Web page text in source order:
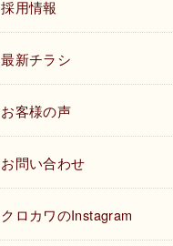
採用情報
最新チラシ
お客様の声
お問い合わせ
クロカワのInstagram